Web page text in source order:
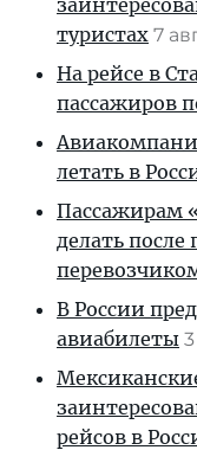
туристах 7
На рейсе в
пассажиров
летать в
Пассажирам
делать
В России
авиабилеты
рейсов в